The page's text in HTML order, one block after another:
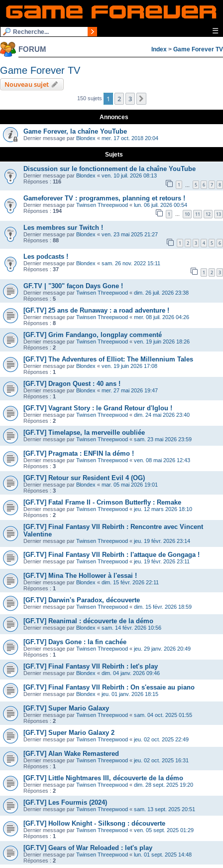
☰
FORUM Index > Game Forever TV
Game Forever TV
Nouveau sujet
150 sujets 1 2 3
Annonces
Game Forever, la chaîne YouTube
Dernier message par Blondex « mer. 17 oct. 2018 20:04
Sujets
Discussion sur le fonctionnement de la chaîne YouTube
Dernier message par Blondex « ven. 10 juil. 2026 08:13
Réponses : 116 1 5 6 7 8
Gameforever TV : programmes, planning et retours !
Dernier message par Twinsen Threepwood « lun. 06 juil. 2026 00:54
Réponses : 194 1 … 10 11 12 13
Les membres sur Twitch !
Dernier message par Blondex « ven. 23 mai 2025 21:27
Réponses : 88 1 2 3 4 5 6
Les podcasts !
Dernier message par Blondex « sam. 26 nov. 2022 15:11
Réponses : 37 1 2 3
GF.TV | "300" façon Days Gone !
Dernier message par Twinsen Threepwood « dim. 26 juil. 2026 23:38
Réponses : 5
[GF.TV] 25 ans de Runaway : a road adventure !
Dernier message par Twinsen Threepwood « mer. 08 juil. 2026 04:26
Réponses : 8
[GF.TV] Grim Fandango, longplay commenté
Dernier message par Twinsen Threepwood « ven. 19 juin 2026 18:26
Réponses : 2
[GF.TV] The Adventures of Elliot: The Millennium Tales
Dernier message par Blondex « ven. 19 juin 2026 17:08
Réponses : 1
[GF.TV] Dragon Quest : 40 ans !
Dernier message par Blondex « mer. 27 mai 2026 19:47
Réponses : 1
[GF.TV] Vagrant Story : le Grand Retour d'Iglou !
Dernier message par Twinsen Threepwood « dim. 24 mai 2026 23:40
Réponses : 2
[GF.TV] Timelapse, la merveille oubliée
Dernier message par Twinsen Threepwood « sam. 23 mai 2026 23:59
[GF.TV] Pragmata : ENFIN la démo !
Dernier message par Twinsen Threepwood « ven. 08 mai 2026 12:43
Réponses : 3
[GF.TV] Retour sur Resident Evil 4 (OG)
Dernier message par Blondex « mar. 05 mai 2026 19:01
Réponses : 3
[GF.TV] Fatal Frame II - Crimson Butterfly : Remake
Dernier message par Twinsen Threepwood « jeu. 12 mars 2026 18:10
Réponses : 2
[GF.TV] Final Fantasy VII Rebirth : Rencontre avec Vincent
Valentine
Dernier message par Twinsen Threepwood « jeu. 19 févr. 2026 23:14
[GF.TV] Final Fantasy VII Rebirth : l'attaque de Gongaga !
Dernier message par Twinsen Threepwood « jeu. 19 févr. 2026 23:11
[GF.TV] Mina The Hollower à l'essai !
Dernier message par Blondex « dim. 15 févr. 2026 22:11
Réponses : 1
[GF.TV] Darwin's Paradox, découverte
Dernier message par Twinsen Threepwood « dim. 15 févr. 2026 18:59
[GF.TV] Reanimal : découverte de la démo
Dernier message par Blondex « sam. 14 févr. 2026 10:56
[GF.TV] Days Gone : la fin cachée
Dernier message par Twinsen Threepwood « jeu. 29 janv. 2026 20:49
Réponses : 1
[GF.TV] Final Fantasy VII Rebirth : let's play
Dernier message par Blondex « dim. 04 janv. 2026 09:46
[GF.TV] Final Fantasy VII Rebirth : On s'essaie au piano
Dernier message par Blondex « jeu. 01 janv. 2026 18:15
[GF.TV] Super Mario Galaxy
Dernier message par Twinsen Threepwood « sam. 04 oct. 2025 01:55
Réponses : 2
[GF.TV] Super Mario Galaxy 2
Dernier message par Twinsen Threepwood « jeu. 02 oct. 2025 22:49
[GF.TV] Alan Wake Remastered
Dernier message par Twinsen Threepwood « jeu. 02 oct. 2025 16:31
Réponses : 1
[GF.TV] Little Nightmares III, découverte de la démo
Dernier message par Twinsen Threepwood « dim. 28 sept. 2025 19:20
Réponses : 2
[GF.TV] Les Fourmis (2024)
Dernier message par Twinsen Threepwood « sam. 13 sept. 2025 20:51
[GF.TV] Hollow Knight - Silksong : découverte
Dernier message par Twinsen Threepwood « ven. 05 sept. 2025 01:29
Réponses : 1
[GF.TV] Gears of War Reloaded : let's play
Dernier message par Twinsen Threepwood « lun. 01 sept. 2025 14:48
Réponses : 2